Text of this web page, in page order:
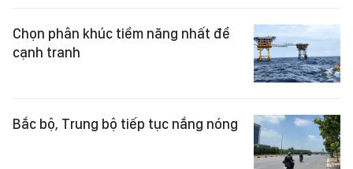
Chọn phân khúc tiềm năng nhất để
cạnh tranh
Bắc bộ, Trung bộ tiếp tục nắng nóng